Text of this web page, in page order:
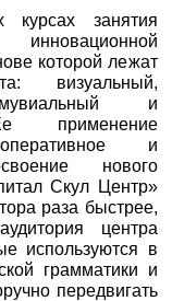
курсах занятия
которой лежат
визуальный,
и
применение
и
нового
Скул Центр»
раза быстрее,
центра
используются в
грамматики и
передвигать